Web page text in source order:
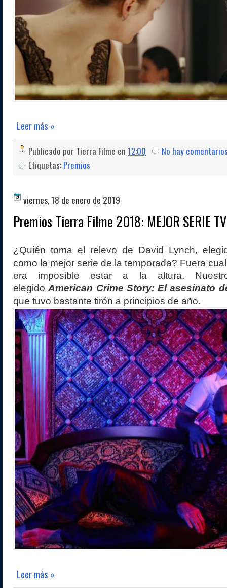
Leer más »
Publicado por Tierra Filme en 12:00
No hay
Etiquetas: Premios
viernes, 18 de enero de 2019
Premios Tierra Filme 2018: MEJOR SERIE TV
¿Quién toma el relevo de David Lynch,
como la mejor serie de la temporada? Fuera
era imposible estar a la altura.
elegidoAmerican Crime Story: El asesinato
que tuvo bastante tirón a principios de año.
Leer más »